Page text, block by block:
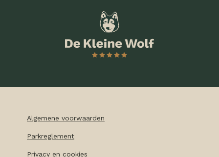
Algemene voorwaarden
Parkreglement
Privacy en cookies